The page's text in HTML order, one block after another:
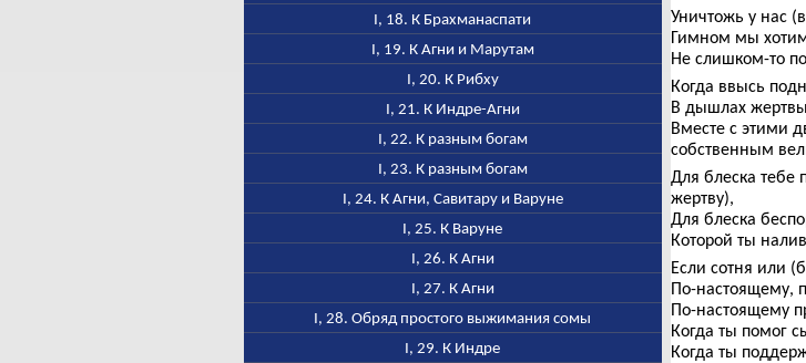
I, 18. К Брахманаспати
I, 19. К Агни и Марутам
I, 20. К Рибху
I, 21. К Индре-Агни
I, 22. К разным богам
I, 23. К разным богам
I, 24. К Агни, Савитару и Варуне
I, 25. К Варуне
I, 26. К Агни
I, 27. К Агни
I, 28. Обряд простого выжимания сомы
I, 29. К Индре
Уничтожь у нас
Гимном мы хотим
Не слишком-то
Когда ввысь
В дышлах
Вместе с этими
собственным
Для блеска тебе
жертву),
Для блеска
Которой ты
Если сотня или
По-настоящему,
По-настоящему
Когда ты помог
Когда ты